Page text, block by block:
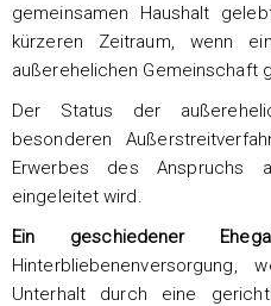
gemeinsamen Haushalt
kürzeren Zeitraum, wenn
außerehelichen Gemeinschaft
Der Status der
besonderen
Erwerbes des Anspruchs
eingeleitet wird.
Ein geschiedener
Unterhalt durch eine